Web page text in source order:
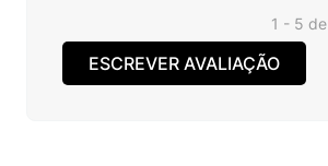
1 - 5de
ESCREVER AVALIAÇÃO